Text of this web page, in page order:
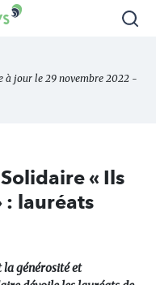
à jour le 29 novembre 2022 -
« Ils
: lauréats
la générosité et